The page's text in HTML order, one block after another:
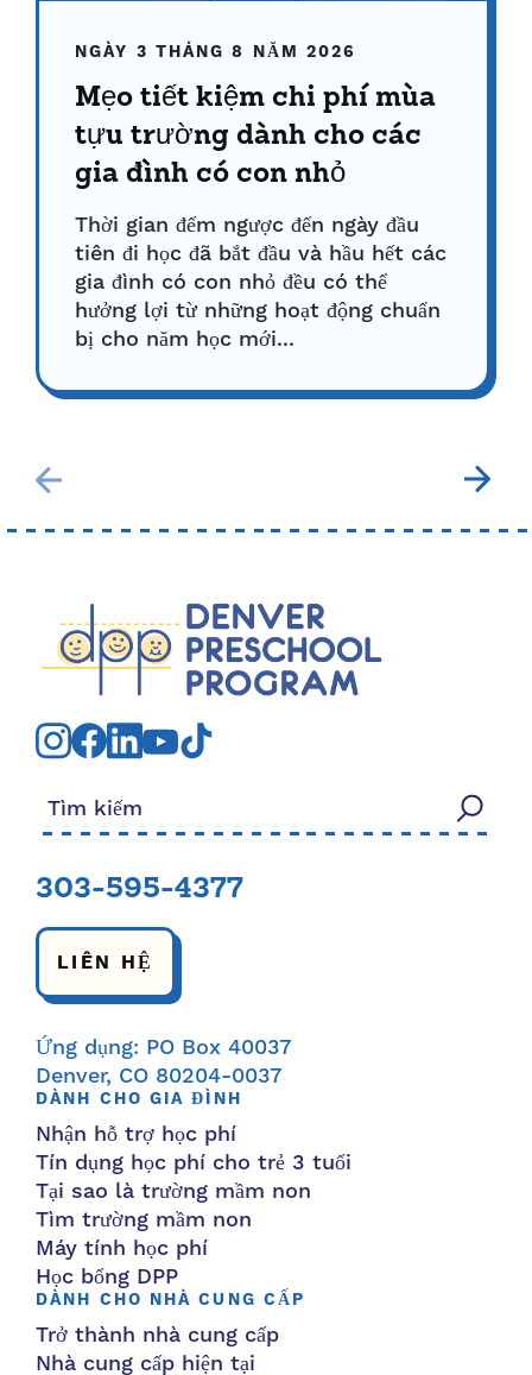
NGÀY 3 THÁNG 8 NĂM 2026
Mẹo tiết kiệm chi phí mùa
tựu trường dành cho các
gia đình có con nhỏ
Thời gian đếm ngược đến ngày đầu
tiên đi học đã bắt đầu và hầu hết các
gia đình có con nhỏ đều có thể
hưởng lợi từ những hoạt động chuẩn
bị cho năm học mới...
Tìm kiếm:
303-595-4377
LIÊN HỆ
Ứng dụng: PO Box 40037
Denver, CO 80204-0037
DÀNH CHO GIA ĐÌNH
Nhận hỗ trợ học phí
Tín dụng học phí cho trẻ 3 tuổi
Tại sao là trường mầm non
Tìm trường mầm non
Máy tính học phí
Học bổng DPP
DÀNH CHO NHÀ CUNG CẤP
Trở thành nhà cung cấp
Nhà cung cấp hiện tại